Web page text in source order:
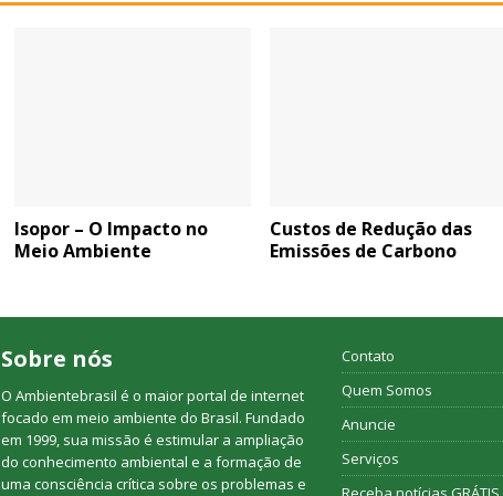
Isopor – O Impacto no
Meio Ambiente
Custos de Redução das
Emissões de Carbono
Sobre nós
O Ambientebrasil é o maior portal de internet
focado em meio ambiente do Brasil. Fundado
em 1999, sua missão é estimular a ampliação
do conhecimento ambiental e a formação de
uma consciência crítica sobre os problemas e
Contato
Quem Somos
Anuncie
Serviços